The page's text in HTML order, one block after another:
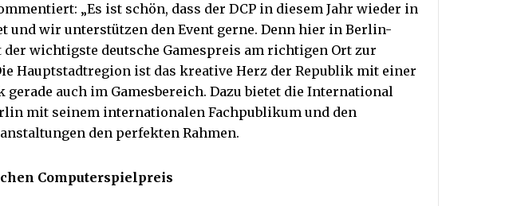
„Es ist schön, dass der DCP in diesem Jahr wieder in
und wir unterstützen den Event gerne. Denn hier in Berlin-
der wichtigste deutsche Gamespreis am richtigen Ort zur
Hauptstadtregion ist das kreative Herz der Republik mit einer
gerade auch im Gamesbereich. Dazu bietet die International
mit seinem internationalen Fachpublikum und den
den perfekten Rahmen.
Computerspielpreis